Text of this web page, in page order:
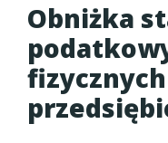
Obniżka